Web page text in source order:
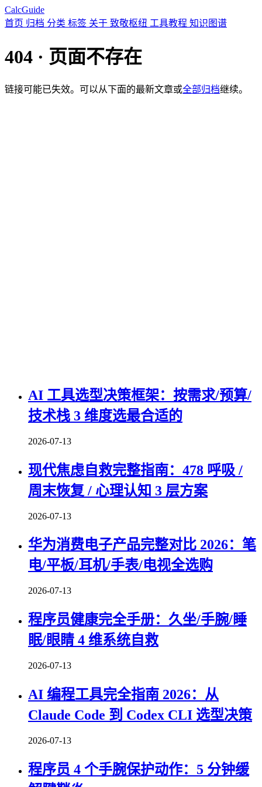
CalcGuide
首页 归档 分类 标签 关于 致敬枢纽 工具教程 知识图谱
404 · 页面不存在
链接可能已失效。可以从下面的最新文章或全部归档继续。
AI 工具选型决策框架：按需求/预算/
技术栈 3 维度选最合适的
2026-07-13
现代焦虑自救完整指南：478 呼吸 /
周末恢复 / 心理认知 3 层方案
2026-07-13
华为消费电子产品完整对比 2026：笔
电/平板/耳机/手表/电视全选购
2026-07-13
程序员健康完全手册：久坐/手腕/睡
眠/眼睛 4 维系统自救
2026-07-13
AI 编程工具完全指南 2026：从
Claude Code 到 Codex CLI 选型决策
2026-07-13
程序员 4 个手腕保护动作：5 分钟缓